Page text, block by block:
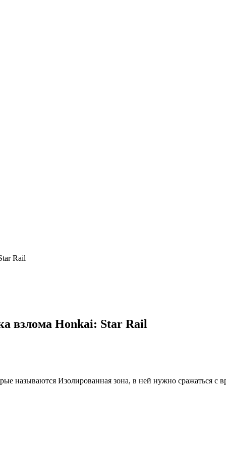
Rail
взлома Honkai: Star Rail
называются Изолированная зона, в ней нужно сражаться с